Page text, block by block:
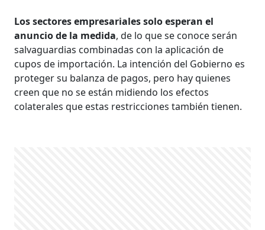
Los sectores empresariales solo esperan el
anuncio de la medida, de lo que se conoce serán
salvaguardias combinadas con la aplicación de
cupos de importación. La intención del Gobierno es
proteger su balanza de pagos, pero hay quienes
creen que no se están midiendo los efectos
colaterales que estas restricciones también tienen.